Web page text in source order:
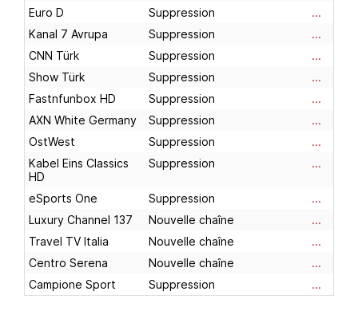
Euro D
Suppression
...
Kanal 7 Avrupa
Suppression
...
CNN Türk
Suppression
...
Show Türk
Suppression
...
Fastnfunbox HD
Suppression
...
AXN White Germany
Suppression
...
OstWest
Suppression
...
Kabel Eins Classics
HD
Suppression ...
eSports One Suppression
...
Luxury Channel 137
Nouvelle chaîne
...
Travel TV Italia
Nouvelle chaîne
...
Centro Serena
Nouvelle chaîne
...
Campione Sport
Suppression ...